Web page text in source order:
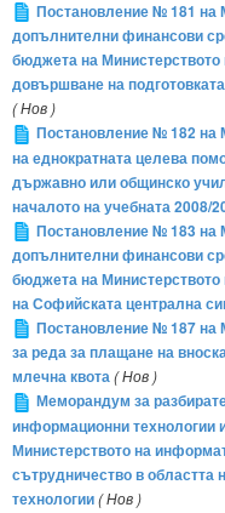
Постановление № 181 на
допълнителни финансови
бюджета на Министерството
довършване на
( Нов )
Постановление № 182 на
на еднократната целева
държавно или общинско
началото на учебната 2008/
Постановление № 183 на
допълнителни финансови
бюджета на Министерството
на Софийската централна
Постановление № 187 на
за реда за плащане на
млечна квота( Нов )
Меморандум за
информационни технологии
Министерството на
сътрудничество в областта
технологии( Нов )